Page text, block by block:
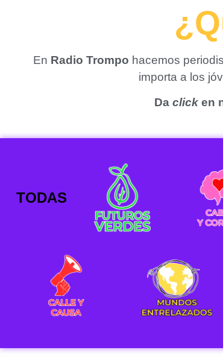
En Radio Trompo hacemos
importa a los
Da clicken
TODAS